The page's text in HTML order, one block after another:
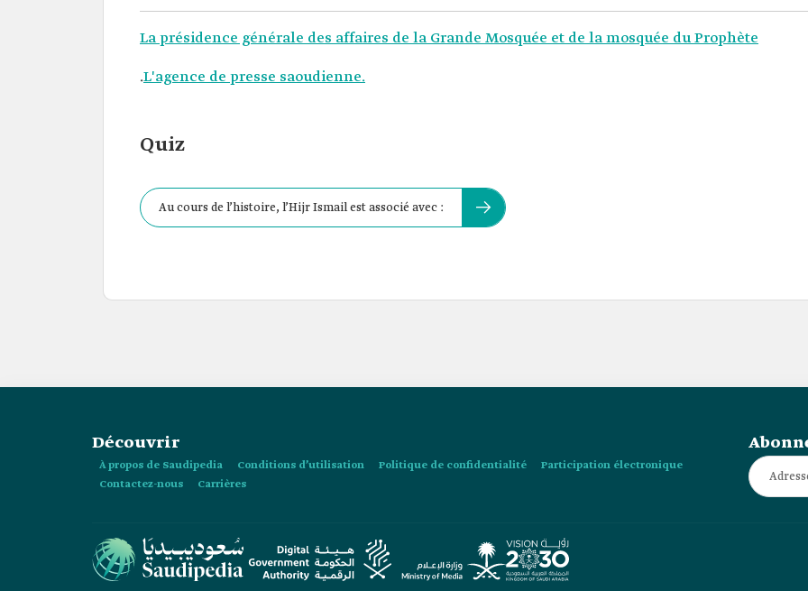
La présidence générale des affaires de la Grande Mosquée et de la mosquée du Prophète
.L'agence de presse saoudienne.
Quiz
Au cours de l’histoire, l’Hijr Ismail est associé avec :
Découvrir
À propos de Saudipedia Conditions d’utilisation Politique de confidentialité
Participation électronique
Contactez-nous
Carrières